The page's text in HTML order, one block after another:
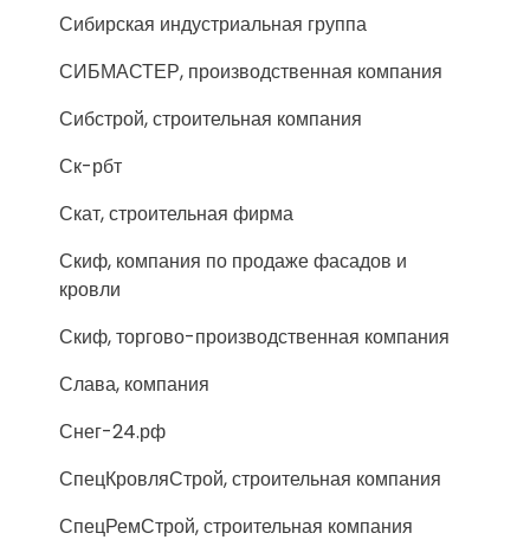
Сибирская индустриальная группа
СИБМАСТЕР, производственная компания
Сибстрой, строительная компания
Ск-рбт
Скат, строительная фирма
Скиф, компания по продаже фасадов и
кровли
Скиф, торгово-производственная компания
Слава, компания
Снег-24.рф
СпецКровляСтрой, строительная компания
СпецРемСтрой, строительная компания